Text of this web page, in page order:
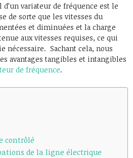
variateur de fréquence est le
de sorte que les vitesses du
et diminuées et la charge
aux vitesses requises, ce qui
nécessaire. Sachant cela, nous
avantages tangibles et intangibles
de fréquence.
contrôlé
de la ligne électrique